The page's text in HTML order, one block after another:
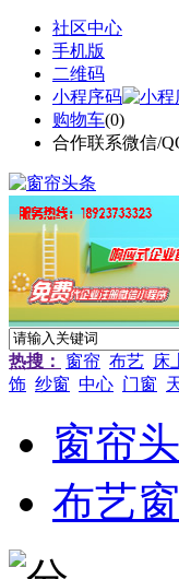
社区中心
手机版
二维码
小程序码
购物车(0)
合作联系微信/
热搜： 窗帘 布艺 床
饰 纱窗 中心 门窗
窗帘
布艺